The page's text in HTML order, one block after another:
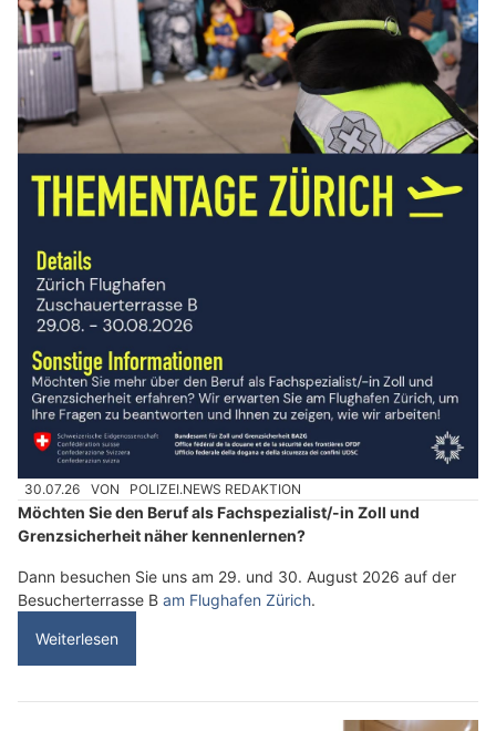
30.07.26 VON POLIZEI.NEWS REDAKTION
Möchten Sie den Beruf als Fachspezialist/-in Zoll und
Grenzsicherheit näher kennenlernen?
Dann besuchen Sie uns am 29. und 30. August 2026 auf der
Besucherterrasse B am Flughafen Zürich.
Weiterlesen